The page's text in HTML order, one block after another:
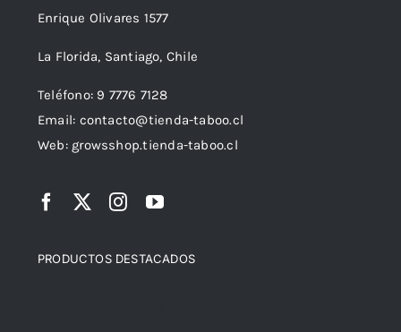
Enrique Olivares 1577
La Florida, Santiago, Chile
Teléfono: 9 7776 7128
Email: contacto@tienda-taboo.cl
Web: growsshop.tienda-taboo.cl
PRODUCTOS DESTACADOS